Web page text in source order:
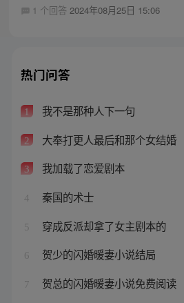
1 个回答 2024年08月25日 15:06
热门问答
1 我不是那种人下一句
2 大奉打更人最后和那个女结婚
3 我加载了恋爱剧本
4 秦国的术士
5 穿成反派却拿了女主剧本的
6 贺少的闪婚暖妻小说结局
7 贺总的闪婚暖妻小说免费阅读